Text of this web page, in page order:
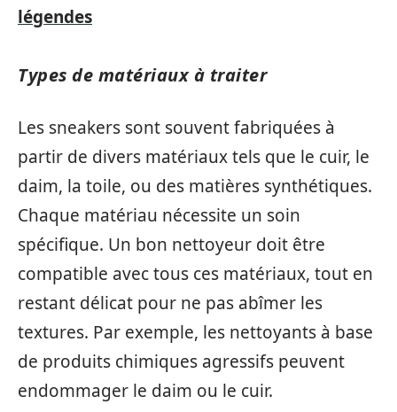
légendes
Types de matériaux à traiter
Les sneakers sont souvent fabriquées à
partir de divers matériaux tels que le cuir, le
daim, la toile, ou des matières synthétiques.
Chaque matériau nécessite un soin
spécifique. Un bon nettoyeur doit être
compatible avec tous ces matériaux, tout en
restant délicat pour ne pas abîmer les
textures. Par exemple, les nettoyants à base
de produits chimiques agressifs peuvent
endommager le daim ou le cuir.